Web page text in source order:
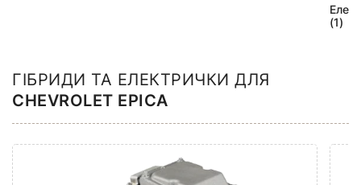
(1)
ГІБРИДИ ТА ЕЛЕКТРИЧКИ ДЛЯ
CHEVROLET EPICA